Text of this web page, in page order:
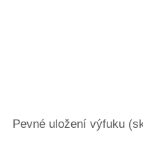
Pevné uložení výfuku